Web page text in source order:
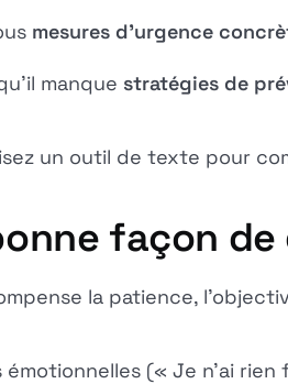
mesures d'urgence
manque stratégies de
un outil de texte pour
façon
la patience,
émotionnelles (« Je n'ai rien